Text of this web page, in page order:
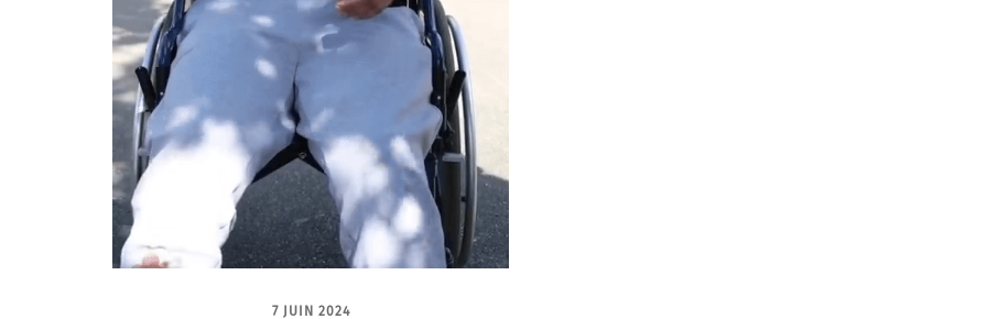
7 JUIN 2024